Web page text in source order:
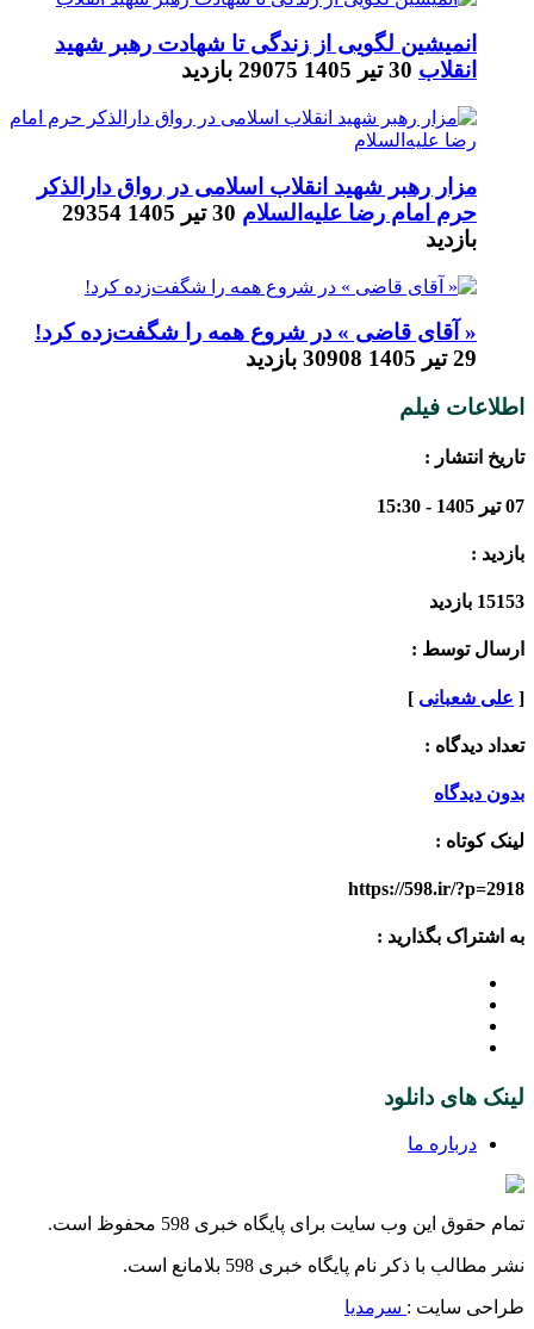
انمیشین لگویی از زندگی تا شهادت رهبر شهید
انقلاب 30 تیر 1405 29075 بازدید
مزار رهبر شهید انقلاب اسلامی در رواق دارالذکر
حرم امام رضا علیه‌السلام 30 تیر 1405
29354
بازدید
« آقای قاضی » در شروع همه را شگفت‌زده کرد!
29 تیر 1405
30908 بازدید
اطلاعات فیلم
تاریخ انتشار :
07 تیر 1405 - 15:30
بازدید :
15153 بازدید
ارسال توسط :
[ علی شعبانی ]
تعداد دیدگاه :
بدون دیدگاه
لینک کوتاه :
https://598.ir/?p=2918
به اشتراک بگذارید :
لینک های دانلود
درباره ما
تمام حقوق این وب سایت برای پایگاه خبری 598 محفوظ است.
نشر مطالب با ذکر نام پایگاه خبری 598 بلامانع است.
طراحی سایت : سرمدیا